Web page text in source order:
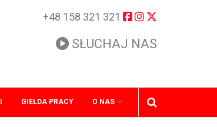
+48 158 321 321
SŁUCHAJ NAS
GIEŁDA PRACY O NAS